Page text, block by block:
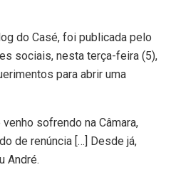
do Casé, foi publicada pelo
sociais, nesta terça-feira (5),
para abrir uma
sofrendo na Câmara,
de renúncia […] Desde já,
André.